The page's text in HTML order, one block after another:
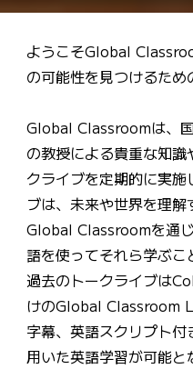
ようこそGlobal
の可能性を見つけるため
Global Classroomは、
の教授による貴重な知
クライブを定期的に実
ブは、未来や世界を理解
Global Classroomを通
語を使ってそれら学ぶこ
過去のトークライブは
けのGlobal Classroom
字幕、英語スクリプト
用いた英語学習が可能